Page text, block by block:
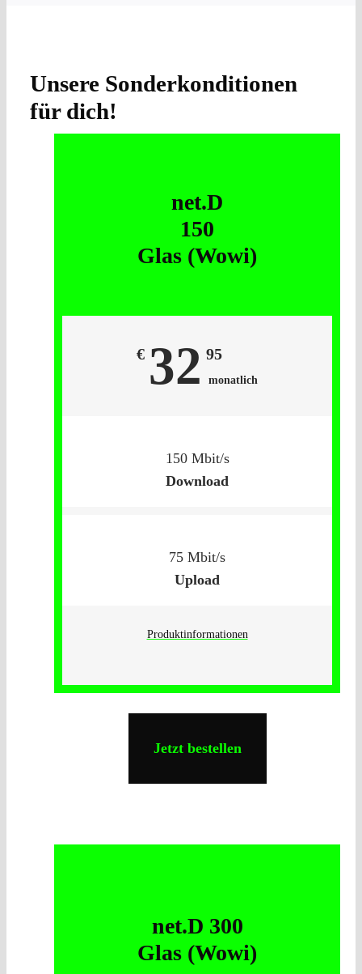
Unsere Sonderkonditionen
für dich!
net.D
150
Glas (Wowi)
€ 32 95
monatlich
150 Mbit/s
Download
75 Mbit/s
Upload
Produktinformationen
Jetzt bestellen
net.D 300
Glas (Wowi)